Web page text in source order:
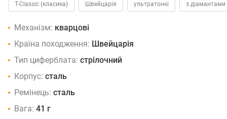
T-Classic (класика) Швейцарія ультратонкі з діамантами
Механізм: кварцові
Країна походження: Швейцарія
Тип циферблата: стрілочний
Корпус: сталь
Ремінець: сталь
Вага: 41 г